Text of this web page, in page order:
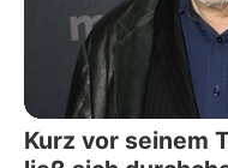
Kurz vor seinem